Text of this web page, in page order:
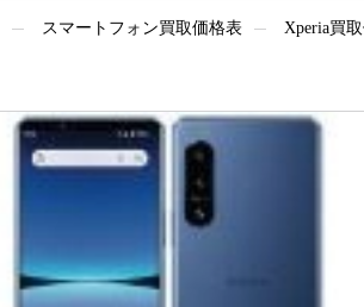
スマートフォン買取価格表 Xperia買